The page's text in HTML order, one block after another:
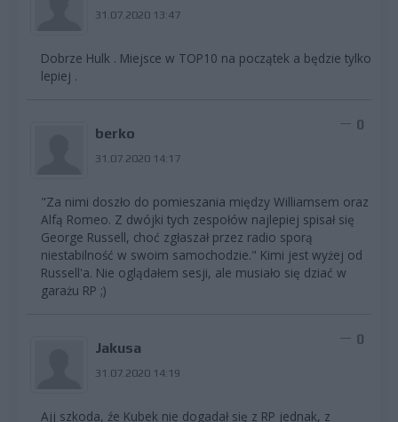
31.07.2020 13:47
Dobrze Hulk . Miejsce w TOP10 na początek a będzie tylko
lepiej .
berko
31.07.2020 14:17
0
"Za nimi doszło do pomieszania między Williamsem oraz
Alfą Romeo. Z dwójki tych zespołów najlepiej spisał się
George Russell, choć zgłaszał przez radio sporą
niestabilność w swoim samochodzie." Kimi jest wyżej od
Russell'a. Nie oglądałem sesji, ale musiało się dziać w
garażu RP ;)
Jakusa
31.07.2020 14:19
0
Ajj szkoda, źe Kubek nie dogadał się z RP jednak, z